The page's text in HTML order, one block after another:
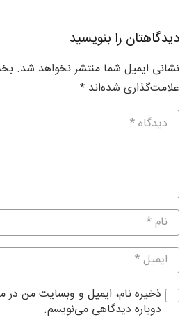
دیدگاهتان را بنویسید
نشانی ایمیل شما منتشر نخواهد شد.
علامت‌گذاری شده‌اند *
ذخیره نام، ایمیل و وبسایت من در
دوباره دیدگاهی می‌نویسم.